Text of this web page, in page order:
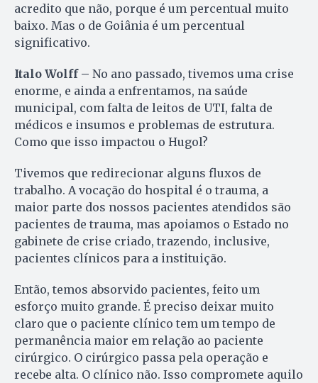
acredito que não, porque é um percentual muito
baixo. Mas o de Goiânia é um percentual
significativo.
Italo Wolff – No ano passado, tivemos uma crise
enorme, e ainda a enfrentamos, na saúde
municipal, com falta de leitos de UTI, falta de
médicos e insumos e problemas de estrutura.
Como que isso impactou o Hugol?
Tivemos que redirecionar alguns fluxos de
trabalho. A vocação do hospital é o trauma, a
maior parte dos nossos pacientes atendidos são
pacientes de trauma, mas apoiamos o Estado no
gabinete de crise criado, trazendo, inclusive,
pacientes clínicos para a instituição.
Então, temos absorvido pacientes, feito um
esforço muito grande. É preciso deixar muito
claro que o paciente clínico tem um tempo de
permanência maior em relação ao paciente
cirúrgico. O cirúrgico passa pela operação e
recebe alta. O clínico não. Isso compromete aquilo